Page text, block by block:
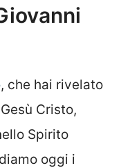
, che hai rivelato
Cristo,
Spirito
oggi i